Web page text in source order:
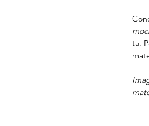
ta.